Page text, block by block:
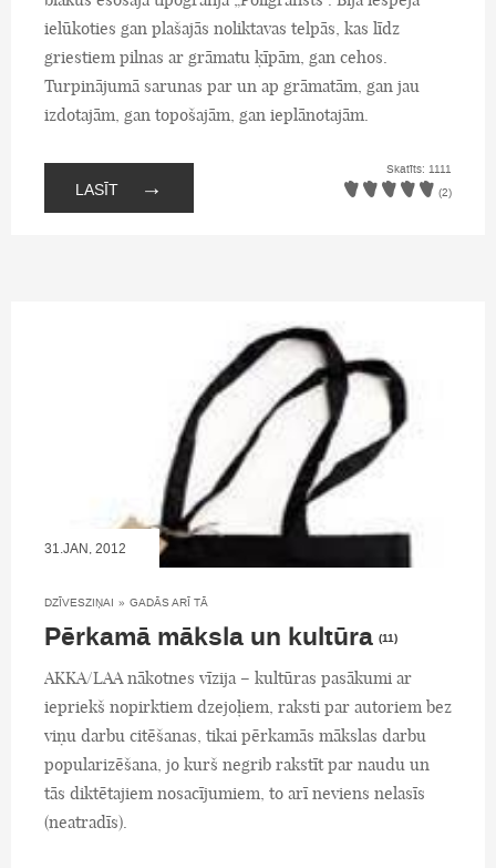
ielūkoties gan plašajās noliktavas telpās, kas līdz
griestiem pilnas ar grāmatu ķīpām, gan cehos.
Turpinājumā sarunas par un ap grāmatām, gan jau
izdotajām, gan topošajām, gan ieplānotajām.
LASĪT →
Skatīts: 1111
(2)
31.JAN, 2012
DZĪVESZIŅAI » GADĀS ARĪ TĀ
Pērkamā māksla un kultūra (11)
AKKA/LAA nākotnes vīzija – kultūras pasākumi ar
iepriekš nopirktiem dzejoļiem, raksti par autoriem bez
viņu darbu citēšanas, tikai pērkamās mākslas darbu
popularizēšana, jo kurš negrib rakstīt par naudu un
tās diktētajiem nosacījumiem, to arī neviens nelasīs
(neatradīs).